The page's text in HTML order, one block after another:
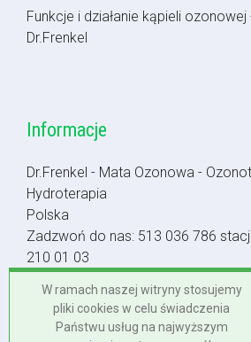
Funkcje i działanie kąpieli
Dr.Frenkel
Informacje
Dr.Frenkel - Mata Ozonowa -
Hydroterapia
Polska
Zadzwoń do nas: 513 036 786
210 01 03
Polska
W ramach naszej witryny stosujemy
pliki cookies w celu świadczenia
Państwu usług na najwyższym